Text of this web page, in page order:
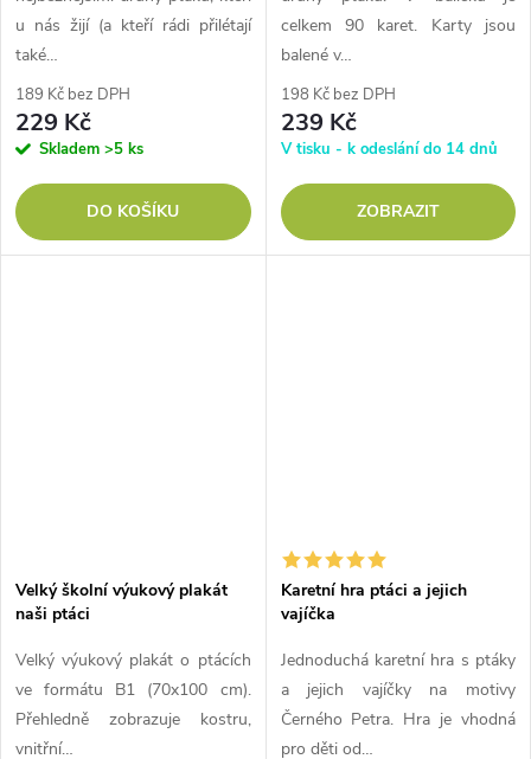
u nás žijí (a kteří rádi přilétají
také…
189 Kč bez DPH
229 Kč
Skladem >5 ks
DO KOŠÍKU
celkem 90 karet. Karty jsou
balené v…
198 Kč bez DPH
239 Kč
V tisku - k odeslání do 14 dnů
ZOBRAZIT
Velký školní výukový plakát
naši ptáci
Velký výukový plakát o ptácích
ve formátu B1 (70x100 cm).
Přehledně zobrazuje kostru,
vnitřní…
Karetní hra ptáci a jejich
vajíčka
Jednoduchá karetní hra s ptáky
a jejich vajíčky na motivy
Černého Petra. Hra je vhodná
pro děti od…